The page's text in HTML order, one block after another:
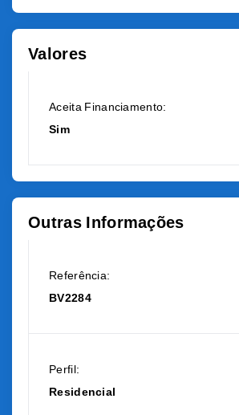
Valores
Aceita Financiamento:
Sim
Outras Informações
Referência:
BV2284
Perfil:
Residencial